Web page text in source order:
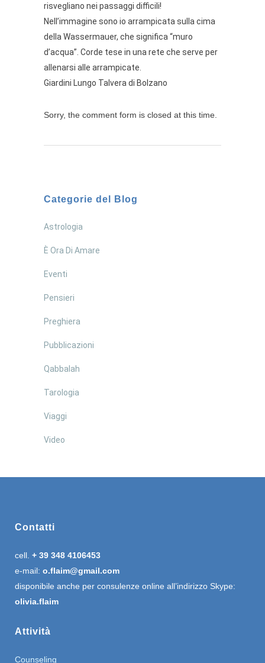
risvegliano nei passaggi difficili!
Nell’immagine sono io arrampicata sulla cima
della Wassermauer, che significa “muro
d’acqua”. Corde tese in una rete che serve per
allenarsi alle arrampicate.
Giardini Lungo Talvera di Bolzano
Sorry, the comment form is closed at this time.
Categorie del Blog
Astrologia
È Ora Di Amare
Eventi
Pensieri
Preghiera
Pubblicazioni
Qabbalah
Tarologia
Viaggi
Video
Contatti
cell. + 39 348 4106453
e-mail: o.flaim@gmail.com
disponibile anche per consulenze online all’indirizzo Skype:
olivia.flaim
Attività
Counseling